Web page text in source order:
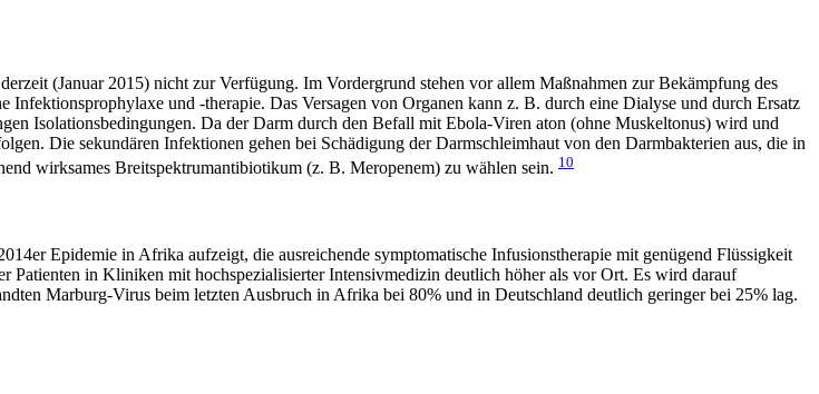
(Januar 2015) nicht zur Verfügung. Im Vordergrund stehen vor allem Maßnahmen zur Bekämpfung des
und -therapie. Das Versagen von Organen kann z. B. durch eine Dialyse und durch Ersatz
Isolationsbedingungen. Da der Darm durch den Befall mit Ebola-Viren aton (ohne Muskeltonus) wird und
Die sekundären Infektionen gehen bei Schädigung der Darmschleimhaut von den Darmbakterien aus, die in
wirksames Breitspektrumantibiotikum (z. B. Meropenem) zu wählen sein. 10
Epidemie in Afrika aufzeigt, die ausreichende symptomatische Infusionstherapie mit genügend Flüssigkeit
Patienten in Kliniken mit hochspezialisierter Intensivmedizin deutlich höher als vor Ort. Es wird darauf
Marburg-Virus beim letzten Ausbruch in Afrika bei 80% und in Deutschland deutlich geringer bei 25% lag.